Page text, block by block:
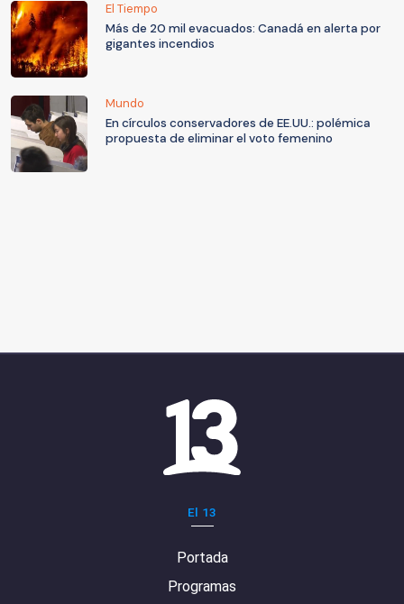
El Tiempo
Más de 20 mil evacuados: Canadá en alerta por
gigantes incendios
Mundo
En círculos conservadores de EE.UU.: polémica
propuesta de eliminar el voto femenino
El 13
Portada
Programas